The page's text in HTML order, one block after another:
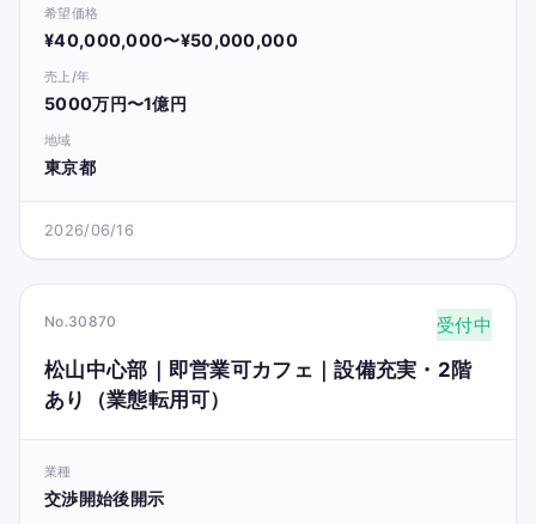
希望価格
¥40,000,000〜¥50,000,000
売上/年
5000万円〜1億円
地域
東京都
2026/06/16
No.30870 受付中
松山中心部｜即営業可カフェ｜設備充実・2階
あり（業態転用可）
業種
交渉開始後開示